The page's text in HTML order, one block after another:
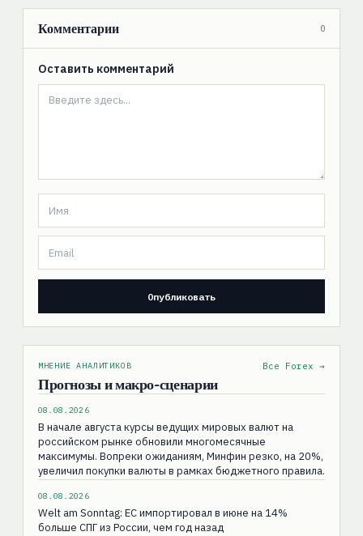
Комментарии 0
Оставить комментарий
МНЕНИЕ АНАЛИТИКОВ
Прогнозы и макро-сценарии
Все Forex →
08.08.2026
В начале августа курсы ведущих мировых валют на
российском рынке обновили многомесячные
максимумы. Вопреки ожиданиям, Минфин резко, на 20%,
увеличил покупки валюты в рамках бюджетного правила.
08.08.2026
Welt am Sonntag: ЕС импортировал в июне на 14%
больше СПГ из России, чем год назад